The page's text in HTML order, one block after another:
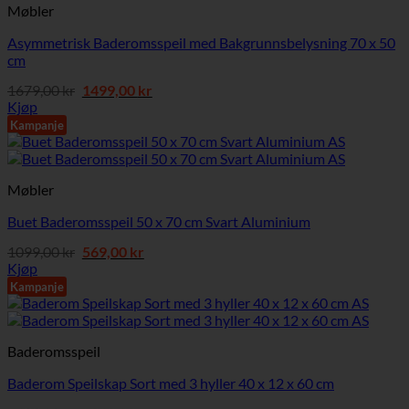
Møbler
Asymmetrisk Baderomsspeil med Bakgrunnsbelysning 70 x 50
cm
1679,00kr Opprinnelig
pris
1679,00 kr.
1499,00 krNåværende
pris
1499,00 kr.
Kjøp
Kampanje
Møbler
Buet Baderomsspeil 50 x 70 cm Svart Aluminium
1099,00kr Opprinnelig
pris
1099,00 kr.
569,00 krNåværende
pris
569,00 kr.
Kjøp
Kampanje
Baderomsspeil
Baderom Speilskap Sort med 3 hyller 40 x 12 x 60 cm